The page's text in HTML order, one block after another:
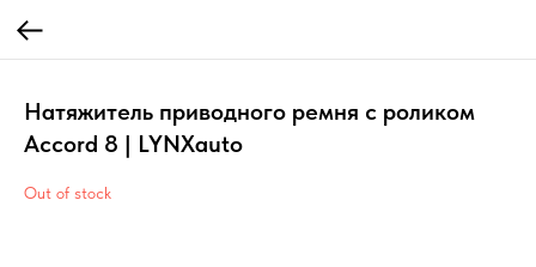
Натяжитель приводного ремня с роликом
Accord 8 | LYNXauto
Out of stock